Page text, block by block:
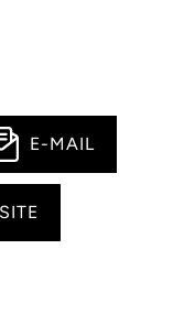
E-MAIL